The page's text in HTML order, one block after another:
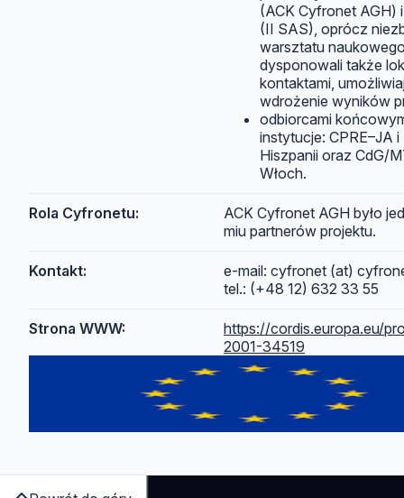
(ACK Cyfronet AGH)
(II SAS), oprócz
warsztatu
dysponowali także
kontaktami,
wdrożenie wyników
odbiorcami
instytucje: CPRE–JA
Hiszpanii oraz CdG/
Włoch.
Rola Cyfronetu:
ACK Cyfronet AGH było
miu partnerów projektu.
Kontakt:
e-mail: cyfronet (at)
tel.: (+48 12) 632 33 55
Strona WWW:
https://cordis.europa.eu/
2001-34519